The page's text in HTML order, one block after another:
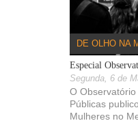
DE OLHO NA
Especial
Segunda, 6 de
O
Públicas
Mulheres no